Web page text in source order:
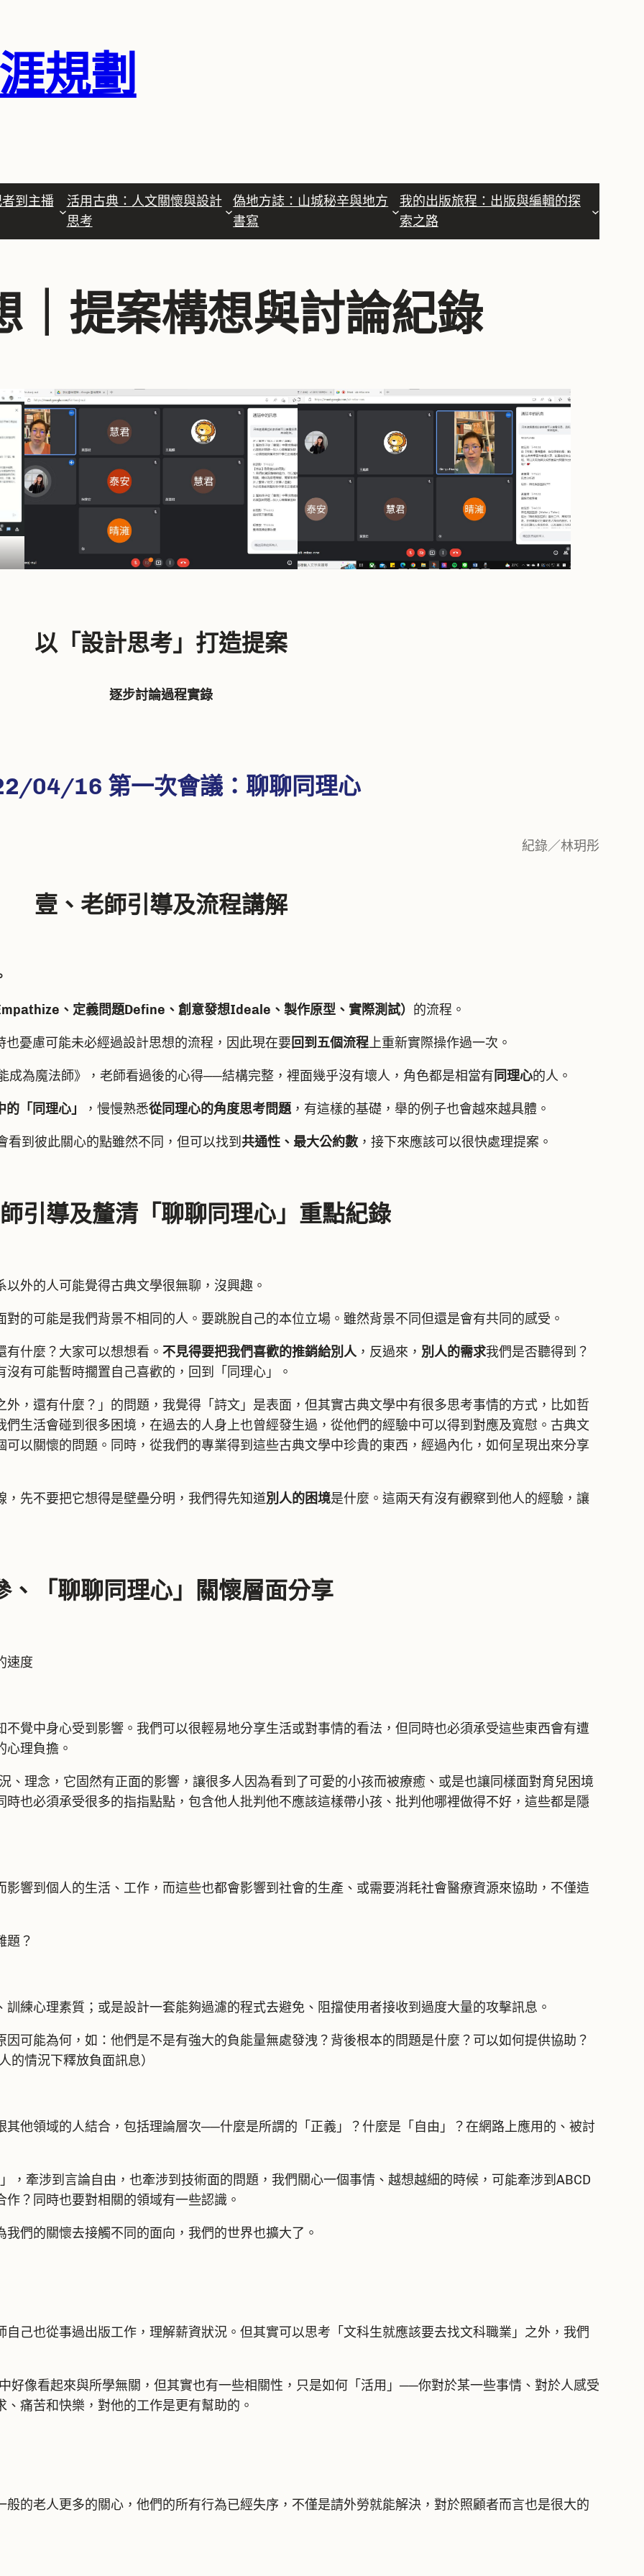
規劃
到主播
活用古典：人文關懷與設計
思考
偽地方誌：山城秘辛與地方
書寫
我的出版旅程：出版與編輯的探
索之路
｜提案構想與討論紀錄
以「設計思考」打造提案
逐步討論過程實錄
04/16 第一次會議：聊聊同理心
紀錄／林玥彤
壹、老師引導及流程講解
、定義問題Define、創意發想Ideale、製作原型、實際測試） 的流程。
憂慮可能未必經過設計思想的流程，因此現在要回到五個流程上重新實際操作過一次。
為魔法師》，老師看過後的心得──結構完整，裡面幾乎沒有壞人，角色都是相當有 同理心的人。
「同理心」 ，慢慢熟悉從同理心的角度思考問題，有這樣的基礎，舉的例子也會越來越具體。
看到彼此關心的點雖然不同，但可以找到 共通性、最大公約數，接下來應該可以很快處理提案。
引導及釐清「聊聊同理心」重點紀錄
外的人可能覺得古典文學很無聊，沒興趣。
的可能是我們背景不相同的人。要跳脫自己的本位立場。雖然背景不同但還是會有共同的感受。
什麼？大家可以想想看。 不見得要把我們喜歡的推銷給別人，反過來， 別人的需求我們是否聽得到？
有可能暫時擱置自己喜歡的，回到「同理心」。
，還有什麼？」的問題，我覺得「詩文」是表面，但其實古典文學中有很多思考事情的方式，比如哲
生活會碰到很多困境，在過去的人身上也曾經發生過，從他們的經驗中可以得到對應及寬慰。古典文
以關懷的問題。同時，從我們的專業得到這些古典文學中珍貴的東西，經過內化，如何呈現出來分享
先不要把它想得是壁壘分明，我們得先知道別人的困境是什麼。這兩天有沒有觀察到他人的經驗，讓
、「聊聊同理心」關懷層面分享
速度
覺中身心受到影響。我們可以很輕易地分享生活或對事情的看法，但同時也必須承受這些東西會有遭
理負擔。
、理念，它固然有正面的影響，讓很多人因為看到了可愛的小孩而被療癒、或是也讓同樣面對育兒困境
也必須承受很多的指指點點，包含他人批判他不應該這樣帶小孩、批判他哪裡做得不好，這些都是隱
響到個人的生活、工作，而這些也都會影響到社會的生產、或需要消耗社會醫療資源來協助，不僅造
題？
練心理素質；或是設計一套能夠過濾的程式去避免、阻擋使用者接收到過度大量的攻擊訊息。
可能為何，如：他們是不是有強大的負能量無處發洩？背後根本的問題是什麼？可以如何提供協助？
的情況下釋放負面訊息）
他領域的人結合，包括理論層次──什麼是所謂的「正義」？什麼是「自由」？在網路上應用的、被討
牽涉到言論自由，也牽涉到技術面的問題，我們關心一個事情、越想越細的時候，可能牽涉到ABCD
？同時也要對相關的領域有一些認識。
們的關懷去接觸不同的面向，我們的世界也擴大了。
己也從事過出版工作，理解薪資狀況。但其實可以思考「文科生就應該要去找文科職業」之外，我們
好像看起來與所學無關，但其實也有一些相關性，只是如何「活用」──你對於某一些事情、對於人感受
痛苦和快樂，對他的工作是更有幫助的。
的老人更多的關心，他們的所有行為已經失序，不僅是請外勞就能解決，對於照顧者而言也是很大的